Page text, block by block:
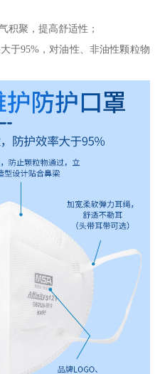
积聚，提高舒适性；
于95%，对油性、非油性颗粒物